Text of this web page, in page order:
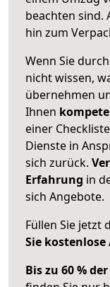
beachten sind.
hin zum
Wenn Sie
nicht wissen,
übernehmen
Ihnen
einer
Dienste in
sich zurück.
Erfahrung in
sich Angebote.
Füllen Sie jetzt
Sie
Bis zu 60 %